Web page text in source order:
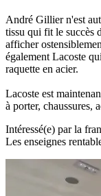
André Gillier n'est
tissu qui fit le succès
afficher
également Lacoste
raquette en acier.
Lacoste est
à porter, chaussures,
Intéressé(e) par la
Les enseignes